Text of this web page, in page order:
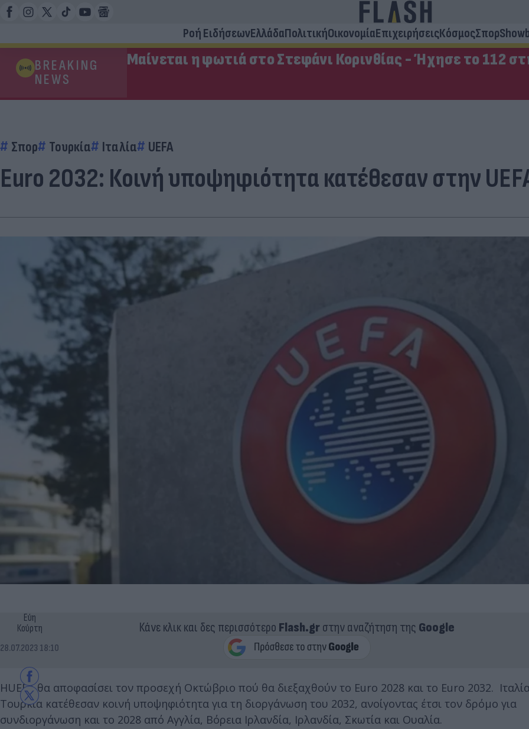
Ροή ΕιδήσεωνΕλλάδαΠολιτικήΟικονομίαΕπιχειρήσειςΚόσμοςΣπορ
BREAKING
NEWS
Μαίνεται η φωτιά στο Στεφάνι Κορινθίας - Ήχησε το 112
Σπορ Τουρκία Ιταλία UEFA
Euro 2032: Κοινή υποψηφιότητα κατέθεσαν στην
Εύη
Κούρτη
28.07.2023 18:10
Κάνε κλικ και δες περισσότερο Flash.grστην αναζήτηση της Google
ΗUEFA θα αποφασίσει τον προσεχή Οκτώβριο πού θα διεξαχθoύν το Euro 2028 και το Euro 2032.
Τουρκία κατέθεσαν κοινή υποψηφιότητα για τη διοργάνωση του 2032, ανοίγοντας έτσι τον δρόμο για
συνδιοργάνωση και το 2028 από Αγγλία, Βόρεια Ιρλανδία, Ιρλανδία, Σκωτία και Ουαλία.